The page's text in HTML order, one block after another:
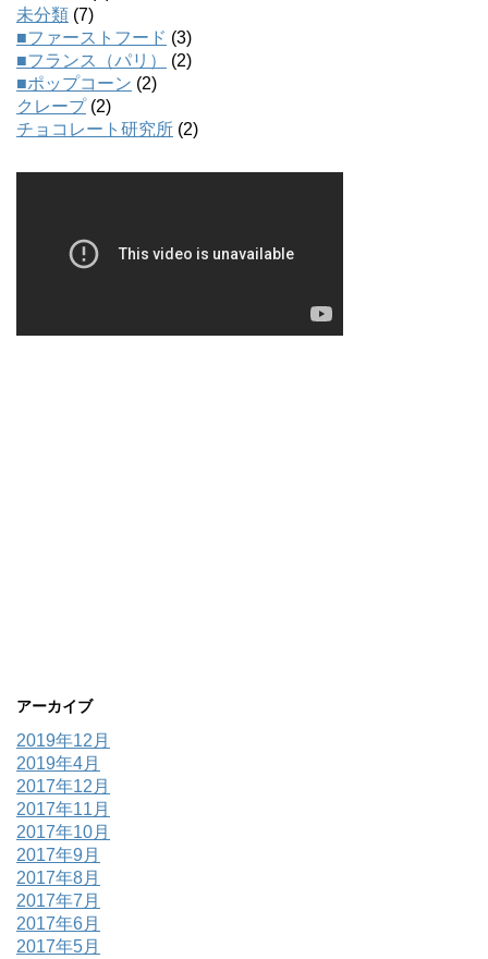
未分類 (7)
■ファーストフード (3)
■フランス（パリ）
(2)
■ポップコーン (2)
クレープ(2)
チョコレート研究所 (2)
アーカイブ
2019年12月
2019年4月
2017年12月
2017年11月
2017年10月
2017年9月
2017年8月
2017年7月
2017年6月
2017年5月